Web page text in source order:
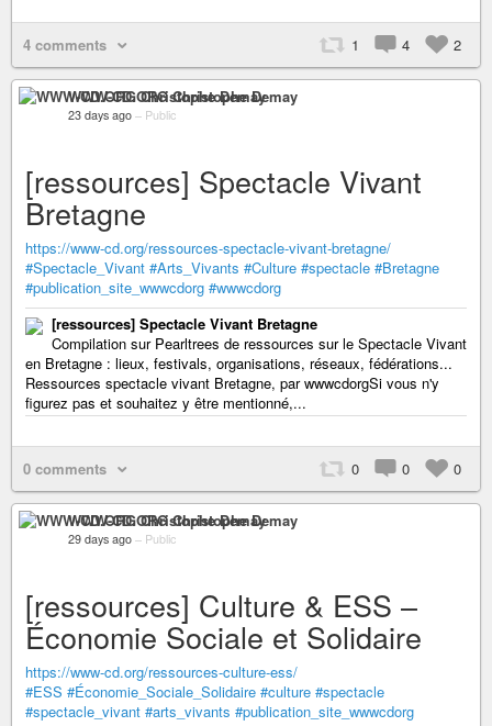
4 comments 1 4 2
WWW-CD.ORG Christophe Demay
23 days ago – Public
[ressources] Spectacle Vivant
Bretagne
https://www-cd.org/ressources-spectacle-vivant-bretagne/
#Spectacle_Vivant #Arts_Vivants #Culture #spectacle #Bretagne
#publication_site_wwwcdorg #wwwcdorg
[ressources] Spectacle Vivant Bretagne
Compilation sur Pearltrees de ressources sur le Spectacle Vivant
en Bretagne : lieux, festivals, organisations, réseaux, fédérations...
Ressources spectacle vivant Bretagne, par wwwcdorgSi vous n'y
figurez pas et souhaitez y être mentionné,...
0 comments 0 0 0
WWW-CD.ORG Christophe Demay
29 days ago – Public
[ressources] Culture & ESS –
Économie Sociale et Solidaire
https://www-cd.org/ressources-culture-ess/
#ESS #Économie_Sociale_Solidaire #culture #spectacle
#spectacle_vivant #arts_vivants #publication_site_wwwcdorg